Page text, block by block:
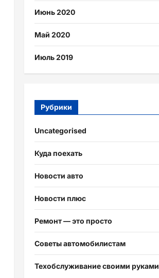
Июнь 2020
Май 2020
Июль 2019
Рубрики
Uncategorised
Куда поехать
Новости авто
Новости плюс
Ремонт — это просто
Советы автомобилистам
Техобслуживание своими руками